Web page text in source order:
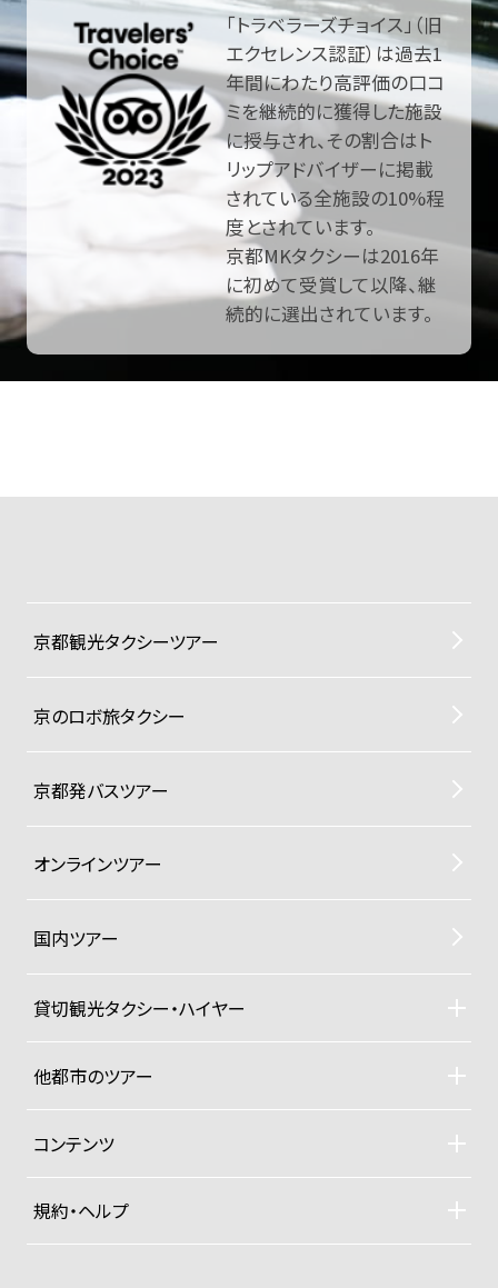
「トラベラーズチョイス」（旧
エクセレンス認証）は過去1
年間にわたり高評価の口コ
ミを継続的に獲得した施設
に授与され、その割合はト
リップアドバイザーに掲載
されている全施設の10%程
度とされています。
京都MKタクシーは2016年
に初めて受賞して以降、継
続的に選出されています。
京都観光タクシーツアー
京のロボ旅タクシー
京都発バスツアー
オンラインツアー
国内ツアー
貸切観光タクシー・ハイヤー
貸切観光タクシー・ハイヤーTOP
車両ラインナップと料金
他都市のツアー
札幌観光タクシーツアー
東京観光タクシーツアー
コンテンツ
ドライバー紹介
四季折々の京都紀行
規約・ヘルプ
募集型企画旅行約款